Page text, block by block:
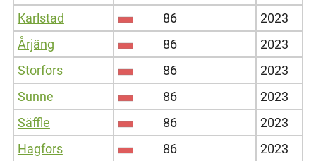
Karlstad
86
2023
Årjäng
86
2023
Storfors
86
2023
Sunne
86
2023
Säffle
86
2023
Hagfors
86
2023